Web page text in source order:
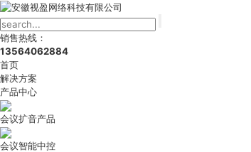
销售热线：
13564062884
首页
解决方案
产品中心
会议扩音产品
会议智能中控